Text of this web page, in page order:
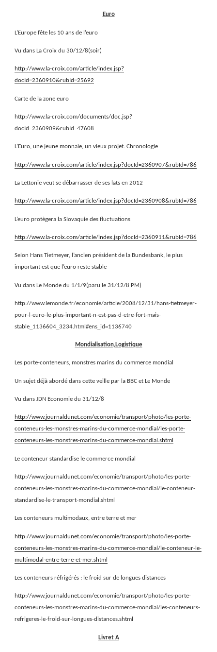
Euro
L’Europe fête les 10 ans de l’euro
Vu dans La Croix du 30/12/8(soir)
http://www.la-croix.com/article/index.jsp?
docId=2360910&rubId=25692
Carte de la zone euro
http://www.la-croix.com/documents/doc.jsp?
docId=2360909&rubId=47608
L’Euro, une jeune monnaie, un vieux projet. Chronologie
http://www.la-croix.com/article/index.jsp?docId=2360907&rubId=786
La Lettonie veut se débarrasser de ses lats en 2012
http://www.la-croix.com/article/index.jsp?docId=2360908&rubId=786
L’euro protègera la Slovaquie des fluctuations
http://www.la-croix.com/article/index.jsp?docId=2360911&rubId=786
Selon Hans Tietmeyer, l’ancien président de la Bundesbank, le plus
important est que l’euro reste stable
Vu dans Le Monde du 1/1/9(paru le 31/12/8 PM)
http://www.lemonde.fr/economie/article/2008/12/31/hans-tietmeyer-
pour-l-euro-le-plus-important-n-est-pas-d-etre-fort-mais-
stable_1136604_3234.html#ens_id=1136740
Mondialisation,Logistique
Les porte-conteneurs, monstres marins du commerce mondial
Un sujet déjà abordé dans cette veille par la BBC et Le Monde
Vu dans JDN Economie du 31/12/8
http://www.journaldunet.com/economie/transport/photo/les-porte-
conteneurs-les-monstres-marins-du-commerce-mondial/les-porte-
conteneurs-les-monstres-marins-du-commerce-mondial.shtml
Le conteneur standardise le commerce mondial
http://www.journaldunet.com/economie/transport/photo/les-porte-
conteneurs-les-monstres-marins-du-commerce-mondial/le-conteneur-
standardise-le-transport-mondial.shtml
Les conteneurs multimodaux, entre terre et mer
http://www.journaldunet.com/economie/transport/photo/les-porte-
conteneurs-les-monstres-marins-du-commerce-mondial/le-conteneur-le-
multimodal-entre-terre-et-mer.shtml
Les conteneurs réfrigérés : le froid sur de longues distances
http://www.journaldunet.com/economie/transport/photo/les-porte-
conteneurs-les-monstres-marins-du-commerce-mondial/les-conteneurs-
refrigeres-le-froid-sur-longues-distances.shtml
Livret A